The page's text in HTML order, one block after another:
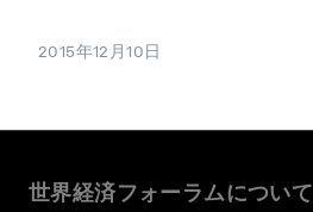
2015年12月10日
世界経済フォーラムについて